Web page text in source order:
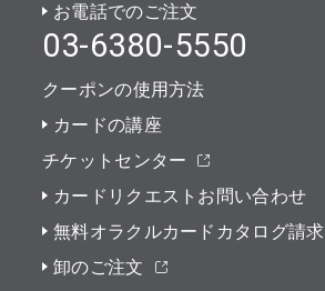
お電話でのご注文
03-6380-5550
クーポンの使用方法
カードの講座
チケットセンター
カードリクエストお問い合わせ
無料オラクルカードカタログ請求
卸のご注文